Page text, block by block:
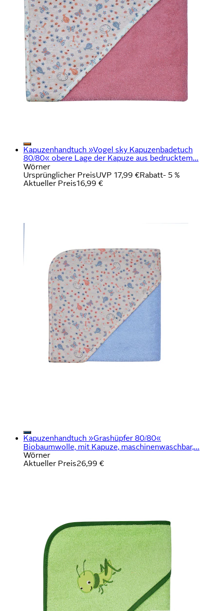
Kapuzenhandtuch »Vogel sky Kapuzenbadetuch
80/80« obere Lage der Kapuze aus bedrucktem...
Wörner
Ursprünglicher PreisUVP 17,99 €Rabatt- 5 %
Aktueller Preis16,99 €
Kapuzenhandtuch »Grashüpfer 80/80«
Biobaumwolle, mit Kapuze, maschinenwaschbar,...
Wörner
Aktueller Preis26,99 €